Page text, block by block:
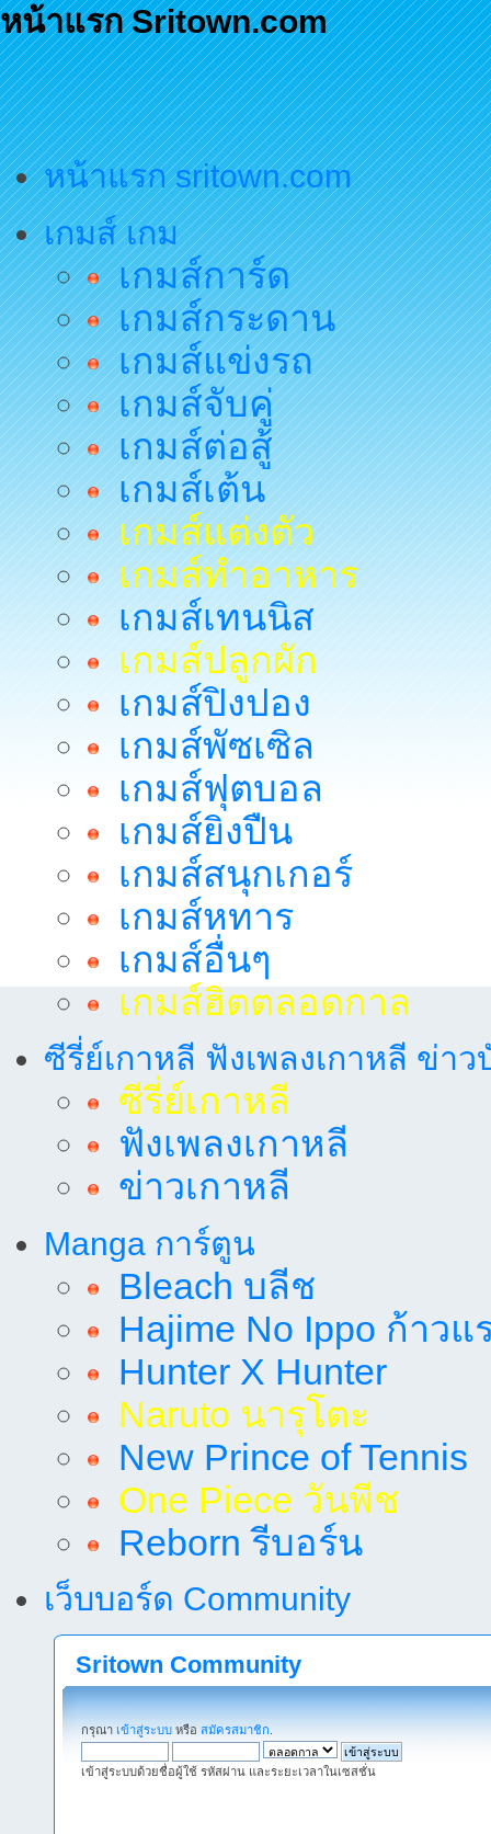
หน้าแรก Sritown.com
หน้าแรก sritown.com
เกมส์ เกม
เกมส์การ์ด
เกมส์กระดาน
เกมส์แข่งรถ
เกมส์จับคู่
เกมส์ต่อสู้
เกมส์เต้น
เกมส์แต่งตัว
เกมส์ทำอาหาร
เกมส์เทนนิส
เกมส์ปลูกผัก
เกมส์ปิงปอง
เกมส์พัซเซิล
เกมส์ฟุตบอล
เกมส์ยิงปืน
เกมส์สนุกเกอร์
เกมส์หทาร
เกมส์อื่นๆ
เกมส์ฮิตตลอดกาล
ซีรี่ย์เกาหลี ฟังเพลงเกาหลี ข่าว
ซีรี่ย์เกาหลี
ฟังเพลงเกาหลี
ข่าวเกาหลี
Manga การ์ตูน
Bleach บลีช
Hajime No Ippo ก้าวแ
Hunter X Hunter
Naruto นารุโตะ
New Prince of Tennis
One Piece วันพีช
Reborn รีบอร์น
เว็บบอร์ด Community
Sritown Community
กรุณา เข้าสู่ระบบ หรือ สมัครสมาชิก
เข้าสู่ระบบด้วยชื่อผู้ใช้ รหัสผ่าน และระยะเวลาในเซสชั่น